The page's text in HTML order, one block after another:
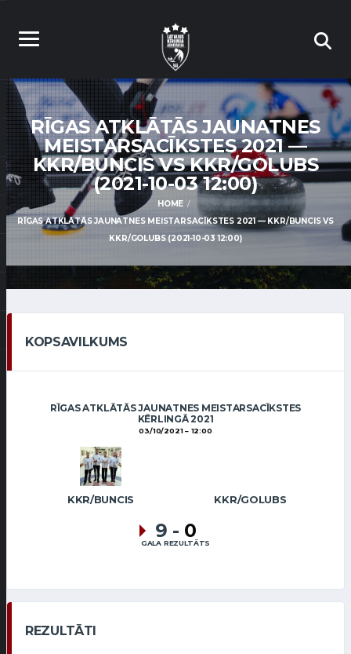
RĪGAS ATKLĀTĀS JAUNATNES
MEISTARSACĪKSTES 2021 —
KKR/BUNCIS VS KKR/GOLUBS
(2021-10-03 12:00)
HOME
RĪGAS ATKLĀTĀS JAUNATNES MEISTARSACĪKSTES 2021 — KKR/BUNCIS VS
KKR/GOLUBS (2021-10-03 12:00)
KOPSAVILKUMS
RĪGAS ATKLĀTĀS JAUNATNES MEISTARSACĪKSTES
KĒRLINGĀ 2021
03/10/2021 12:00
KKR/BUNCIS KKR/GOLUBS
9 - 0
GALA REZULTĀTS
REZULTĀTI